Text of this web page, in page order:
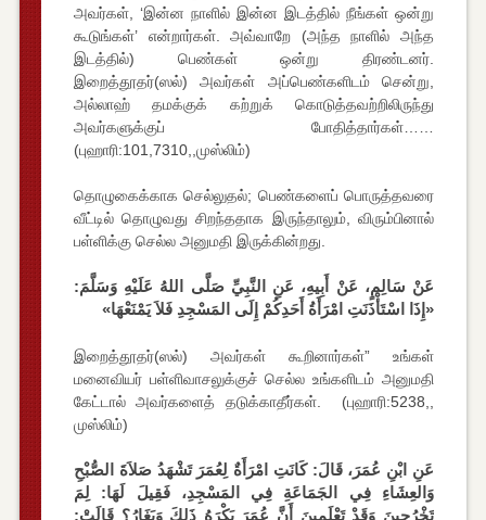
அவர்கள், ‘இன்ன நாளில் இன்ன இடத்தில் நீங்கள் ஒன்று
கூடுங்கள்’ என்றார்கள். அவ்வாறே (அந்த நாளில் அந்த
இடத்தில்) பெண்கள் ஒன்று திரண்டனர்.
இறைத்தூதர்(ஸல்) அவர்கள் அப்பெண்களிடம் சென்று,
அல்லாஹ் தமக்குக் கற்றுக் கொடுத்தவற்றிலிருந்து
அவர்களுக்குப் போதித்தார்கள்……
(புஹாரி:101,7310,,முஸ்லிம்)
தொழுகைக்காக செல்லுதல்; பெண்களைப் பொருத்தவரை
வீட்டில் தொழுவது சிறந்ததாக இருந்தாலும், விரும்பினால்
பள்ளிக்கு செல்ல அனுமதி இருக்கின்றது.
عَنْ سَالِمٍ، عَنْ أَبِيهِ، عَنِ النَّبِيِّ صَلَّى اللهُ عَلَيْهِ وَسَلَّمَ:
«إِذَا اسْتَأْذَنَتِ امْرَأَةُ أَحَدِكُمْ إِلَى المَسْجِدِ فَلاَ يَمْنَعْهَا»
இறைத்தூதர்(ஸல்) அவர்கள் கூறினார்கள்” உங்கள்
மனைவியர் பள்ளிவாசலுக்குச் செல்ல உங்களிடம் அனுமதி
கேட்டால் அவர்களைத் தடுக்காதீர்கள். (புஹாரி:5238,,
முஸ்லிம்)
عَنِ ابْنِ عُمَرَ، قَالَ: كَانَتِ امْرَأَةٌ لِعُمَرَ تَشْهَدُ صَلاَةَ الصُّبْحِ
وَالعِشَاءِ فِي الجَمَاعَةِ فِي المَسْجِدِ، فَقِيلَ لَهَا: لِمَ
تَخْرُجِينَ وَقَدْ تَعْلَمِينَ أَنَّ عُمَرَ يَكْرَهُ ذَلِكَ وَيَغَارُ؟ قَالَتْ: